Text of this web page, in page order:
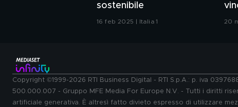
sostenibile
16 feb 2025 | Italia 1 20
Copyright ©1999-2026 RTI Business Digital - RTI S.p.A.: p. iva
500.000.007 - Gruppo MFE Media For Europe N.V. - Tutti i diritti
artificiale generativa. È altresì fatto divieto espresso di utilizzare